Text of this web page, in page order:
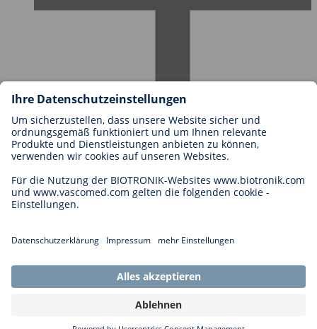
Karriere bei BIOTRONIK
Einstieg
Bewerbung
Karrierechancen
Cookie-Einstellungen
Rechtliche Hinweise
Copyright © 2026 Biotronik. All rights reserved.